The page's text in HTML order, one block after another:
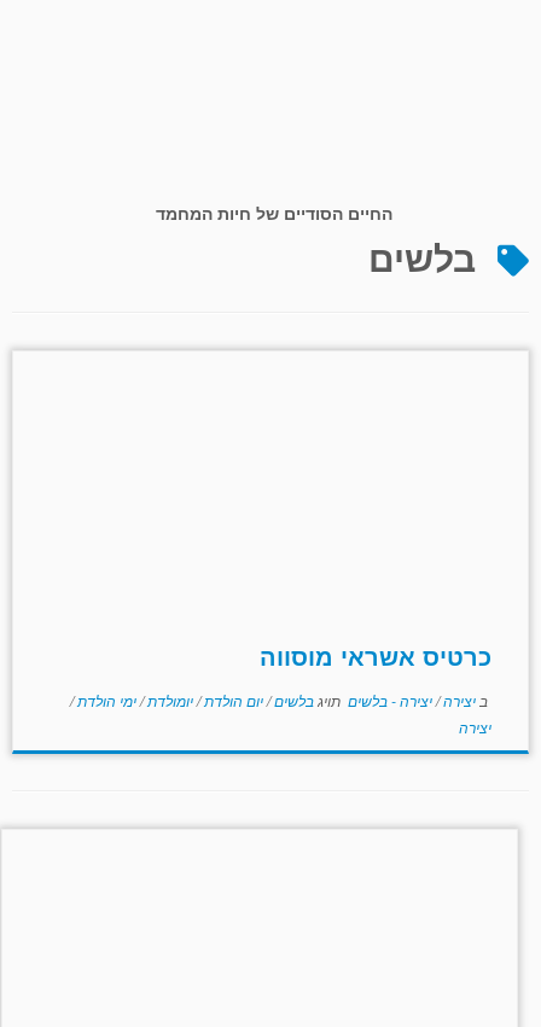
החיים הסודיים של חיות המחמד
בלשים
כרטיס אשראי מוסווה
ב יצירה/יצירה - בלשים תויגבלשים/יום הולדת/יומולדת/ימי הולדת/
יצירה